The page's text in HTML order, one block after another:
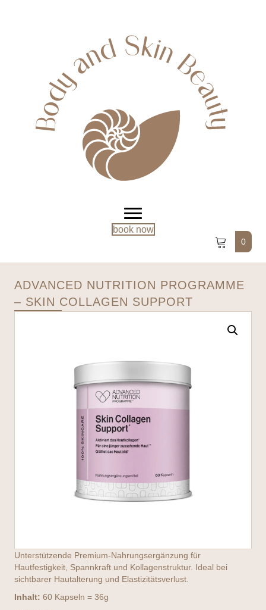
book now
0
ADVANCED NUTRITION PROGRAMME
– SKIN COLLAGEN SUPPORT
Unterstützende Premium-Nahrungsergänzung für
Hautfestigkeit, Spannkraft und Kollagenstruktur. Ideal bei
sichtbarer Hautalterung und Elastizitätsverlust.
Inhalt: 60 Kapseln = 36g